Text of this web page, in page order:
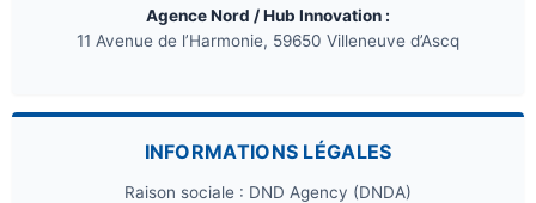
Agence Nord / Hub Innovation :
11 Avenue de l’Harmonie, 59650 Villeneuve d’Ascq
INFORMATIONS LÉGALES
Raison sociale : DND Agency (DNDA)